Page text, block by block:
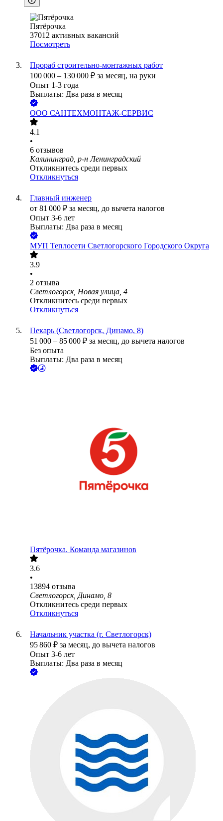
Пятёрочка
37012 активных вакансий
Посмотреть
Прораб строительно-монтажных работ
100 000 – 130 000 ₽ за месяц, на руки
Опыт 1-3 года
Выплаты: Два раза в месяц
ООО САНТЕХМОНТАЖ-СЕРВИС
4.1
•
6 отзывов
Калининград, р-н Ленинградский
Откликнитесь среди первых
Откликнуться
Главный инженер
от 81 000 ₽ за месяц, до вычета налогов
Опыт 3-6 лет
Выплаты: Два раза в месяц
МУП Теплосети Светлогорского Городского Округа
3.9
•
2 отзыва
Светлогорск, Новая улица, 4
Откликнитесь среди первых
Откликнуться
Пекарь (Светлогорск, Динамо, 8)
51 000 – 85 000 ₽ за месяц, до вычета налогов
Без опыта
Выплаты: Два раза в месяц
Пятёрочка. Команда магазинов
3.6
•
13894 отзыва
Светлогорск, Динамо, 8
Откликнитесь среди первых
Откликнуться
Начальник участка (г. Светлогорск)
95 860 ₽ за месяц, до вычета налогов
Опыт 3-6 лет
Выплаты: Два раза в месяц